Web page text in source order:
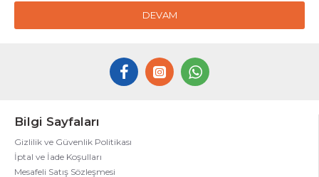
DEVAM
Bilgi Sayfaları
Gizlilik ve Güvenlik Politikası
İptal ve İade Koşulları
Mesafeli Satış Sözleşmesi